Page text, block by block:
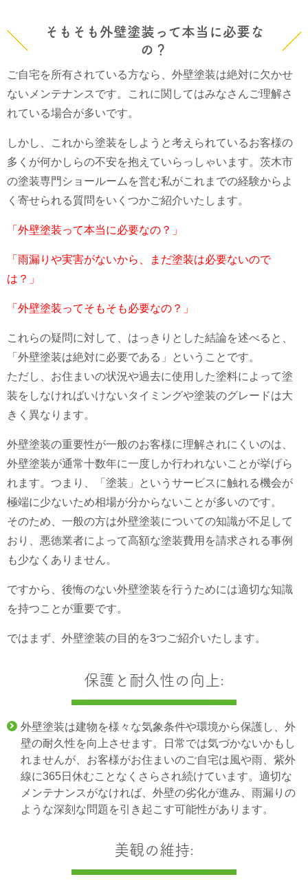
そもそも外壁塗装って本当に必要な
の？
ご自宅を所有されている方なら、外壁塗装は絶対に欠かせ
ないメンテナンスです。これに関してはみなさんご理解さ
れている場合が多いです。
しかし、これから塗装をしようと考えられているお客様の
多くが何かしらの不安を抱えていらっしゃいます。茨木市
の塗装専門ショールームを営む私がこれまでの経験からよ
く寄せられる質問をいくつかご紹介いたします。
「外壁塗装って本当に必要なの？」
「雨漏りや実害がないから、まだ塗装は必要ないので
は？」
「外壁塗装ってそもそも必要なの？」
これらの疑問に対して、はっきりとした結論を述べると、
「外壁塗装は絶対に必要である」ということです。
ただし、お住まいの状況や過去に使用した塗料によって塗
装をしなければいけないタイミングや塗装のグレードは大
きく異なります。
外壁塗装の重要性が一般のお客様に理解されにくいのは、
外壁塗装が通常十数年に一度しか行われないことが挙げら
れます。つまり、「塗装」というサービスに触れる機会が
極端に少ないため相場が分からないことが多いのです。
そのため、一般の方は外壁塗装についての知識が不足して
おり、悪徳業者によって高額な塗装費用を請求される事例
も少なくありません。
ですから、後悔のない外壁塗装を行うためには適切な知識
を持つことが重要です。
ではまず、外壁塗装の目的を3つご紹介いたします。
保護と耐久性の向上:
外壁塗装は建物を様々な気象条件や環境から保護し、外
壁の耐久性を向上させます。日常では気づかないかもし
れませんが、お客様がお住まいのご自宅は風や雨、紫外
線に365日休むことなくさらされ続けています。適切な
メンテナンスがなければ、外壁の劣化が進み、雨漏りの
ような深刻な問題を引き起こす可能性があります。
美観の維持: